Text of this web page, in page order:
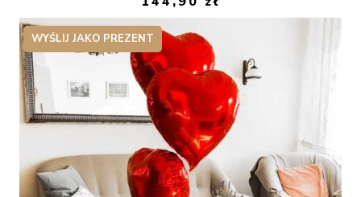
WYŚLIJ JAKO PREZENT